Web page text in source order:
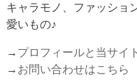
キャラモノ、ファッショ
愛いもの♪
→ プロフィールと当サイ
→ お問い合わせはこちら